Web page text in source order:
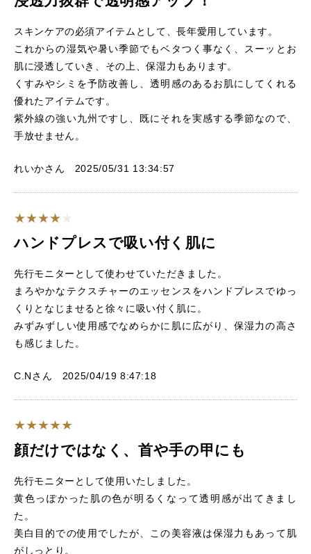
スキンケアの必須アイテムとして、長年愛用しています。
これからの湿気や暑い季節でもベタつく事なく、スーッとお
肌に浸透していき、その上、保湿力もあります。
くすみやシミを予防改善し、透明感のあるお肌にしてくれる
優れたアイテムです。
紫外線の強い九州ですし、既にそれを実感する季節なので、
手放せません。
れいかさん 2025/05/31 13:34:57
ハンドプレスで吸い付く肌に
先行モニターとして使わせていただきました。
まろやかなテクスチャーのエッセンスをハンドプレスでゆっ
くりとなじませると徐々に吸い付く肌に。
みずみずしい使用感でなめらかに肌に広がり、保湿力の高さ
も感じました。
C.Nさん 2025/04/19 8:47:18
顔だけではなく、首や手の甲にも
先行モニターとして使用いたしました。
黄色っぽかった肌の色が明るくなって透明感が出てきまし
た。
美白目的での使用でしたが、この美容液は保湿力もあって肌
がしっとり。